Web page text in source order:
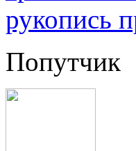
рукопись
Попутчик